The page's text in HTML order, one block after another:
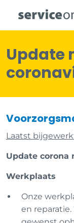
Update
Laatst
Update corona
Werkplaats
Onze
en